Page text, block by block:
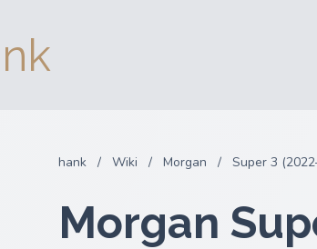
hank / Wiki / Morgan / Super 3
Morgan